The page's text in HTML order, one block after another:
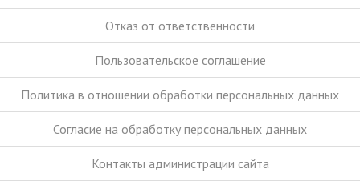
Отказ от ответственности
Пользовательское соглашение
Политика в отношении обработки персональных данных
Согласие на обработку персональных данных
Контакты администрации сайта